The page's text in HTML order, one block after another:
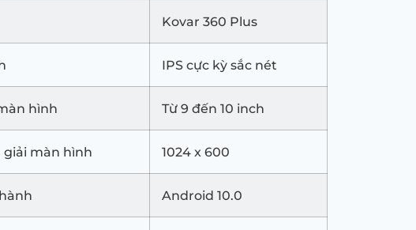
Kovar 360 Plus
IPS cực kỳ sắc nét
hình Từ 9 đến 10 inch
màn hình 1024 x 600
Android 10.0